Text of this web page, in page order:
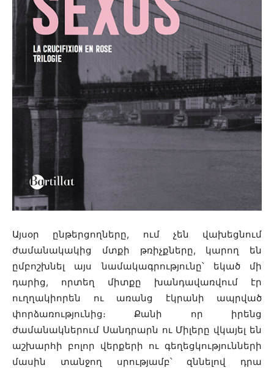
Այսօր ընթերցողները, ում չեն վախեցնում
ժամանակակից մտքի թռիչքները, կարող են
ըմբոշխնել այս նամակագրությունը՝ եկած մի
դարից, որտեղ միտքը խանդավառվում էր
ուղղակիորեն ու առանց էկրանի ապրված
փորձառությունից։ Քանի որ իրենց
ժամանակներում Սանդրարն ու Միլերը վկայել են
աշխարհի բոլոր վերքերի ու գեղեցկությունների
մասին տանջող սրությամբ՝ զննելով դրա